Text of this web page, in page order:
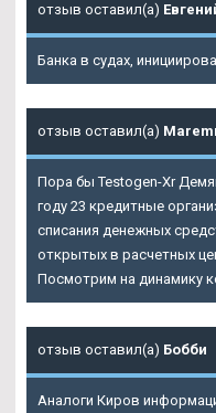
отзыв оставил(а)
Банка в судах,
отзыв оставил(а)
Пора бы Testogen-Xr
году 23 кредитные
списания денежных
открытых в расчетных
Посмотрим на динамику
отзыв оставил(а) Бобби
Аналоги Киров